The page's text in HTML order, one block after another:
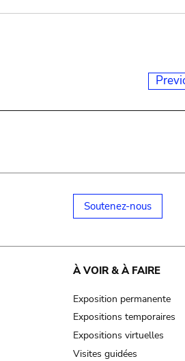
Soutenez-nous
À VOIR & À FAIRE
Exposition permanente
Expositions temporaires
Expositions virtuelles
Visites guidées